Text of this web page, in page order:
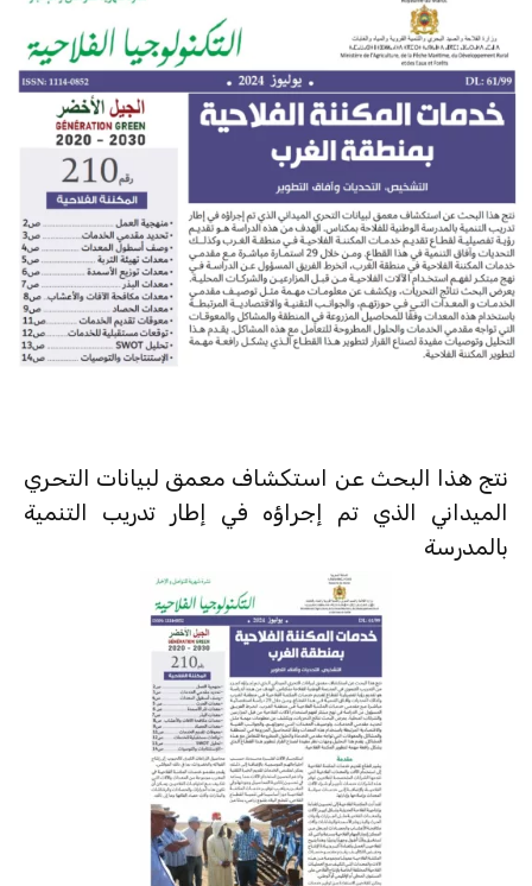
نتج هذا البحث عن استكشاف معمق لبيانات التحري
الميداني الذي تم إجراؤه في إطار تدريب التنمية
بالمدرسة